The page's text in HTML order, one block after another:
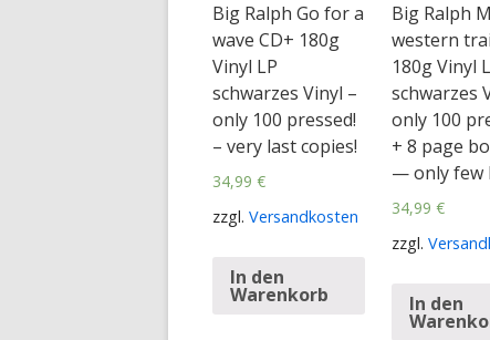
Big Ralph Go for a
wave CD+ 180g
Vinyl LP
schwarzes Vinyl –
only 100 pressed!
– very last copies!
34,99 €
zzgl. Versandkosten
In den
Warenkorb
Big Ralph
western
180g Vinyl
schwarzes
only 100
+ 8 page
— only few
34,99 €
zzgl.
In den